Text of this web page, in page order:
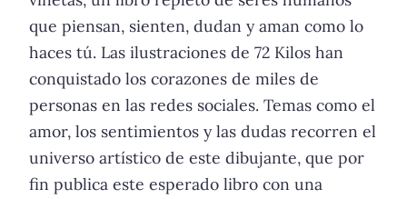
que piensan, sienten, dudan y aman como lo
haces tú. Las ilustraciones de 72 Kilos han
conquistado los corazones de miles de
personas en las redes sociales. Temas como el
amor, los sentimientos y las dudas recorren el
universo artístico de este dibujante, que por
fin publica este esperado libro con una